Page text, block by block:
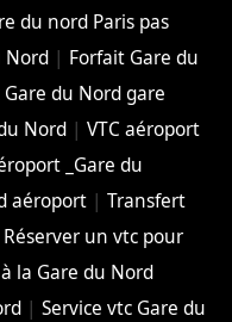
du nord Paris pas
Nord| Forfait Gare du
du Nord gare
Nord |VTC aéroport
_Gare du
aéroport |Transfert
Réserver un vtc pour
la Gare du Nord
| Service vtc Gare du